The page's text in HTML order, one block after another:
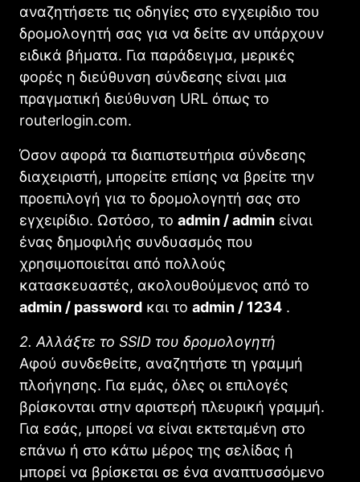
αναζητήσετε τις οδηγίες στο εγχειρίδιο του
δρομολογητή σας για να δείτε αν υπάρχουν
ειδικά βήματα. Για παράδειγμα, μερικές
φορές η διεύθυνση σύνδεσης είναι μια
πραγματική διεύθυνση URL όπως το
routerlogin.com.
Όσον αφορά τα διαπιστευτήρια σύνδεσης
διαχειριστή, μπορείτε επίσης να βρείτε την
προεπιλογή για το δρομολογητή σας στο
εγχειρίδιο. Ωστόσο, το admin / admin είναι
ένας δημοφιλής συνδυασμός που
χρησιμοποιείται από πολλούς
κατασκευαστές, ακολουθούμενος από το
admin / password και το admin / 1234 .
2. Αλλάξτε το SSID του δρομολογητή
Αφού συνδεθείτε, αναζητήστε τη γραμμή
πλοήγησης. Για εμάς, όλες οι επιλογές
βρίσκονται στην αριστερή πλευρική γραμμή.
Για εσάς, μπορεί να είναι εκτεταμένη στο
επάνω ή στο κάτω μέρος της σελίδας ή
μπορεί να βρίσκεται σε ένα αναπτυσσόμενο